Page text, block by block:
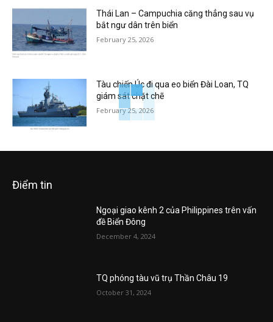
Thái Lan – Campuchia căng thẳng sau vụ
bắt ngư dân trên biển
February 25, 2026
Tàu chiến Úc đi qua eo biển Đài Loan, TQ
giám sát chặt chẽ
February 25, 2026
Điểm tin
Ngoại giao kênh 2 của Philippines trên vấn
đề Biển Đông
December 4, 2024
TQ phóng tàu vũ trụ Thần Châu 19
October 31, 2024